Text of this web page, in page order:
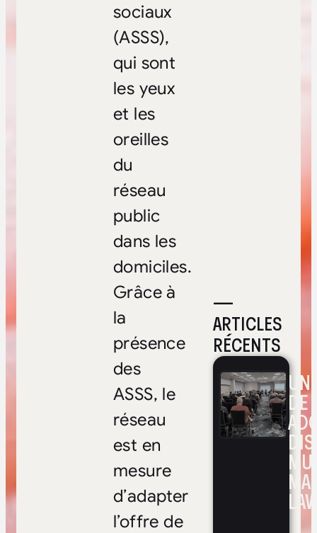
—
ARTICLES
RÉCENTS
DE
sociaux
(ASSS),
qui sont
les yeux
et les
oreilles
du
réseau
public
dans les
domiciles.
Grâce à
la
présence
des
ASSS, le
réseau
est en
mesure
d’adapter
l’offre de